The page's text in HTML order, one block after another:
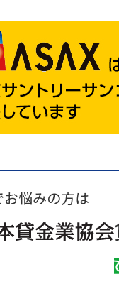
悩みの方は